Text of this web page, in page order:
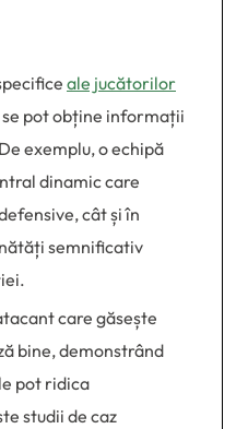
ale jucătorilor
pot obține informații
exemplu, o echipă
dinamic care
cât și în
semnificativ
care găsește
bine, demonstrând
pot ridica
studii de caz